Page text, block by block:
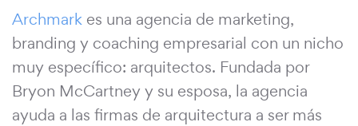
Archmark es una agencia de marketing,
branding y coaching empresarial con un nicho
muy específico: arquitectos. Fundada por
Bryon McCartney y su esposa, la agencia
ayuda a las firmas de arquitectura a ser más